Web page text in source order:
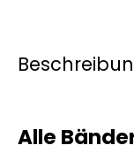
Alle